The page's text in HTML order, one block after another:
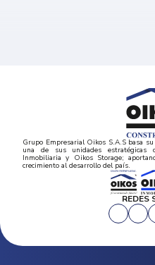
Grupo Empresarial Oikos S.A.S basa
una de sus unidades estratégicas
Inmobiliaria y Oikos Storage;
crecimiento al desarrollo del país.
REDES